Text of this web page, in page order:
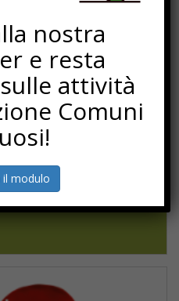
nostra
e resta
attività
Comuni
il modulo